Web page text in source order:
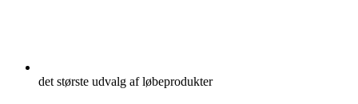
det største udvalg af løbeprodukter